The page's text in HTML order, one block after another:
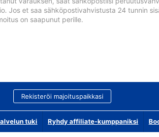
Jos et saa sähköpostivahvistusta 24 tunnin
on saapunut perille.
Rekisteröi majoituspaikkasi
tuki Ryhdy affiliate-kumppaniksi